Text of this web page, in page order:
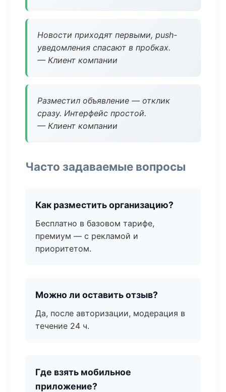
Новости приходят первыми, push-
уведомления спасают в пробках.
— Клиент компании
Разместил объявление — отклик
сразу. Интерфейс простой.
— Клиент компании
Часто задаваемые вопросы
Как разместить организацию?
Бесплатно в базовом тарифе,
премиум — с рекламой и
приоритетом.
Можно ли оставить отзыв?
Да, после авторизации, модерация в
течение 24 ч.
Где взять мобильное
приложение?